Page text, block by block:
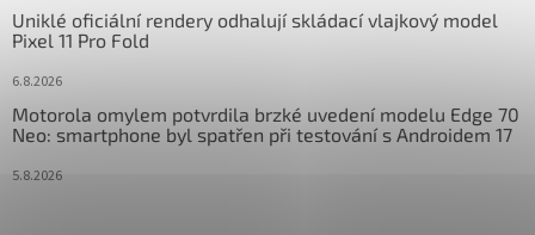
Uniklé oficiální rendery odhalují skládací vlajkový model
Pixel 11 Pro Fold
6.8.2026
Motorola omylem potvrdila brzké uvedení modelu Edge 70
Neo: smartphone byl spatřen při testování s Androidem 17
5.8.2026